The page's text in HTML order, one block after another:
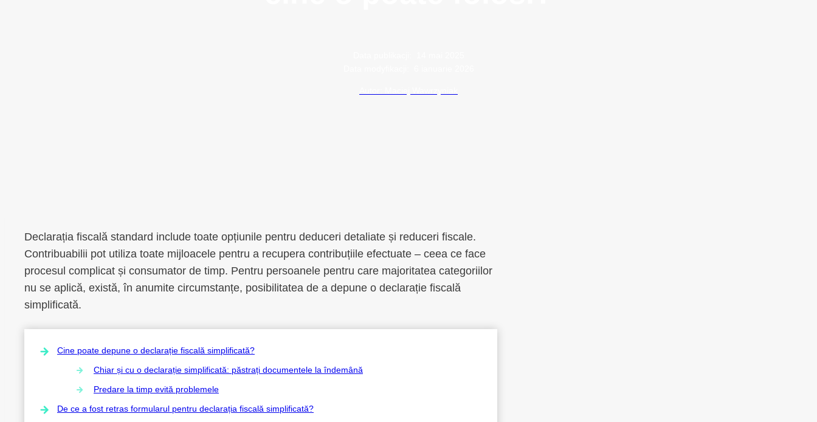
Declarația fiscală standard include toate opțiunile pentru deduceri detaliate și reduceri fiscale.
Contribuabilii pot utiliza toate mijloacele pentru a recupera contribuțiile efectuate – ceea ce face
procesul complicat și consumator de timp. Pentru persoanele pentru care majoritatea categoriilor
nu se aplică, există, în anumite circumstanțe, posibilitatea de a depune o declarație fiscală
simplificată.
Cine poate depune o declarație fiscală simplificată?
Chiar și cu o declarație simplificată: păstrați documentele la îndemână
Predare la timp evită problemele
De ce a fost retras formularul pentru declarația fiscală simplificată?